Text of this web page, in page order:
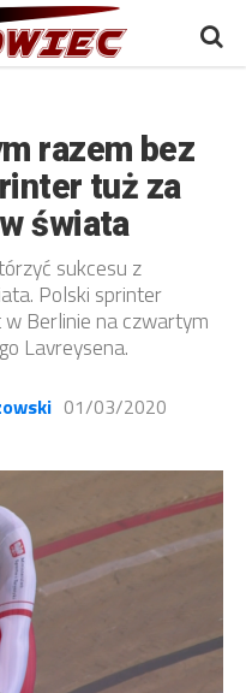
razem bez
tuż za
świata
sukcesu z
Polski sprinter
Berlinie na czwartym
Lavreysena.
01/03/2020